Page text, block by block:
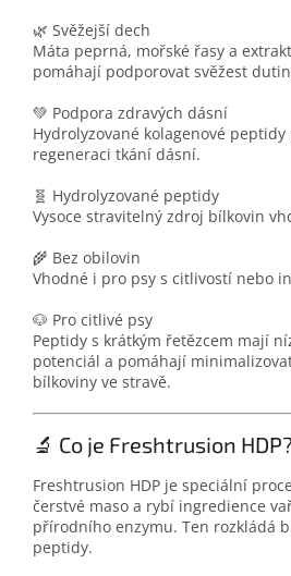
🌿 Svěžejší dech
Máta peprná, mořské řasy a
pomáhají podporovat svěžest
💚 Podpora zdravých dásní
Hydrolyzované kolagenové
regeneraci tkání dásní.
🧬 Hydrolyzované peptidy
Vysoce stravitelný zdroj bílkovin
🌾 Bez obilovin
Vhodné i pro psy s citlivostí nebo
🐶 Pro citlivé psy
Peptidy s krátkým řetězcem mají
potenciál a pomáhají
bílkoviny ve stravě.
🔬 Co je Freshtrusion
Freshtrusion HDP je speciální
čerstvé maso a rybí ingredience
přírodního enzymu. Ten rozkládá
peptidy.